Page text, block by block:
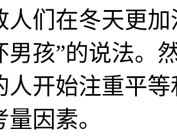
人们在冬天更
男孩”的说法。
人开始注重平
因素。